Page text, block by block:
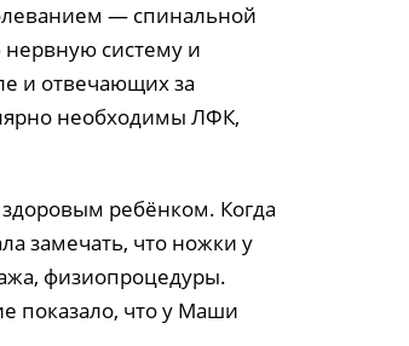
— спинальной
систему и
и отвечающих за
необходимы ЛФК,
ребёнком. Когда
замечать, что ножки у
физиопроцедуры.
показало, что у Маши